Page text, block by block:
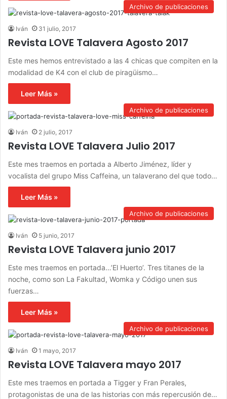
Archivo de publicaciones
Iván 31 julio, 2017
Revista LOVE Talavera Agosto 2017
Este mes hemos entrevistado a las 4 chicas que compiten en la
modalidad de K4 con el club de piragüismo…
Leer Más »
Archivo de publicaciones
Iván 2 julio, 2017
Revista LOVE Talavera Julio 2017
Este mes traemos en portada a Alberto Jiménez, líder y
vocalista del grupo Miss Caffeina, un talaverano del que todo…
Leer Más »
Archivo de publicaciones
Iván 5 junio, 2017
Revista LOVE Talavera junio 2017
Este mes traemos en portada…’El Huerto’. Tres titanes de la
noche, como son La Fakultad, Womka y Código unen sus
fuerzas…
Leer Más »
Archivo de publicaciones
Iván 1 mayo, 2017
Revista LOVE Talavera mayo 2017
Este mes traemos en portada a Tigger y Fran Perales,
protagonistas de una de las historias con más repercusión de…